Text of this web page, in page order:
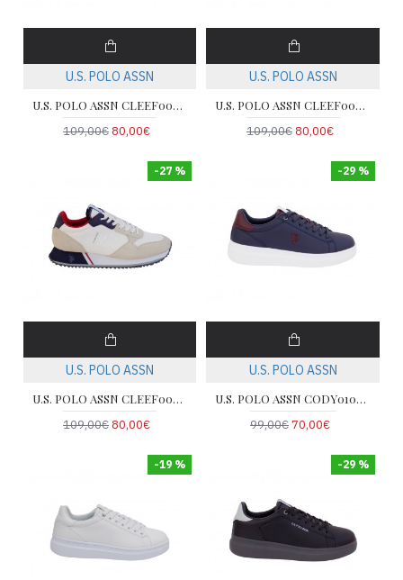
U.S. POLO ASSN
U.S. POLO ASSN CLEEF006E-BLU-DBL02
109,00€80,00€
U.S. POLO ASSN
U.S. POLO ASSN CLEEF008-DBL-WHI05
109,00€80,00€
-27 %
U.S. POLO ASSN
U.S. POLO ASSN CLEEF008-WHI-BLU04
109,00€80,00€
-29 %
U.S. POLO ASSN
U.S. POLO ASSN CODY010A-DBL012
99,00€70,00€
-19 % -29 %